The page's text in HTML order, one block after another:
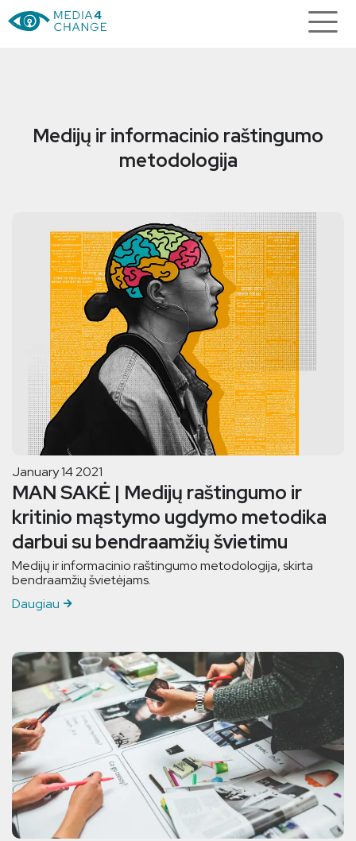
Medijų ir informacinio raštingumo
metodologija
January 14 2021
MAN SAKĖ | Medijų raštingumo ir
kritinio mąstymo ugdymo metodika
darbui su bendraamžių švietimu
Medijų ir informacinio raštingumo metodologija, skirta
bendraamžių švietėjams.
Daugiau